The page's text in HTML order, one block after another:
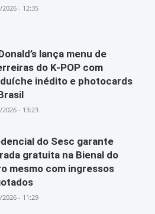
2026 - 12:35
lança menu de
do K-POP com
inédito e photocards
2026 - 13:23
do Sesc garante
gratuita na Bienal do
mesmo com ingressos
2026 - 11:29